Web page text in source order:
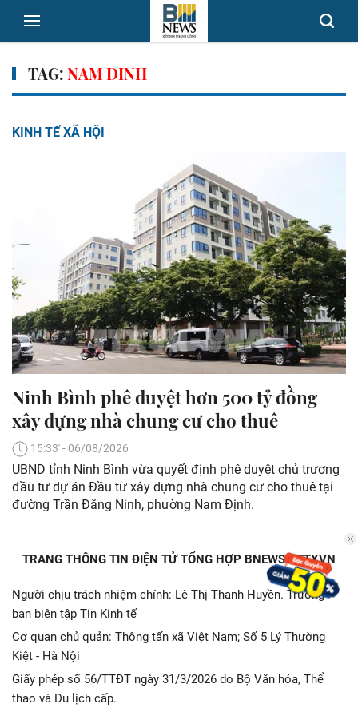
TAG:NAM DINH
KINH TẾ XÃ HỘI
Ninh Bình phê duyệt hơn 500 tỷ đồng
xây dựng nhà chung cư cho thuê
15:33' - 06/08/2026
UBND tỉnh Ninh Bình vừa quyết định phê duyệt chủ trương
đầu tư dự án Đầu tư xây dựng nhà chung cư cho thuê tại
đường Trần Đăng Ninh, phường Nam Định.
TRANG THÔNG TIN ĐIỆN TỬ TỔNG HỢP BNEWS - TTXVN
Người chịu trách nhiệm chính: Lê Thị Thanh Huyền. Trưởng
ban biên tập Tin Kinh tế
Cơ quan chủ quản: Thông tấn xã Việt Nam; Số 5 Lý Thường
Kiệt - Hà Nội
Giấy phép số 56/TTĐT ngày 31/3/2026 do Bộ Văn hóa, Thể
thao và Du lịch cấp.